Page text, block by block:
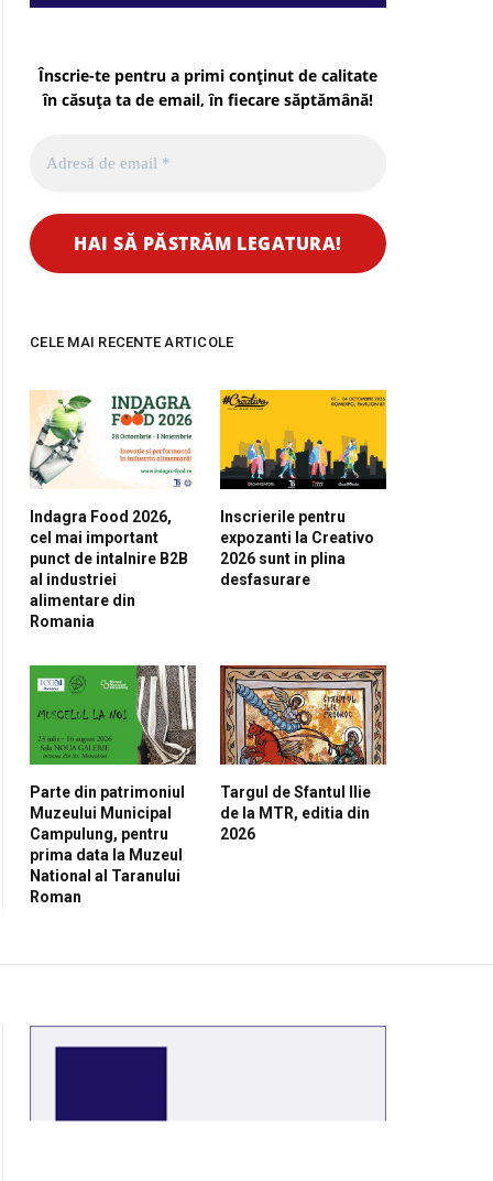
Înscrie-te pentru a primi conținut de calitate
în căsuța ta de email, în fiecare săptămână!
CELE MAI RECENTE ARTICOLE
Indagra Food 2026,
cel mai important
punct de intalnire B2B
al industriei
alimentare din
Romania
Inscrierile pentru
expozanti la Creativo
2026 sunt in plina
desfasurare
Parte din patrimoniul
Muzeului Municipal
Campulung, pentru
prima data la Muzeul
National al Taranului
Roman
Targul de Sfantul Ilie
de la MTR, editia din
2026